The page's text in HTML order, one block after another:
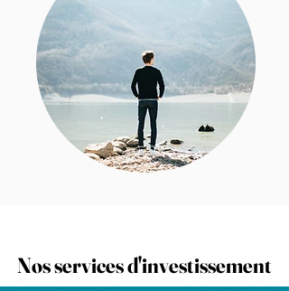
Nos services d'investissement
Nos services d'investissement